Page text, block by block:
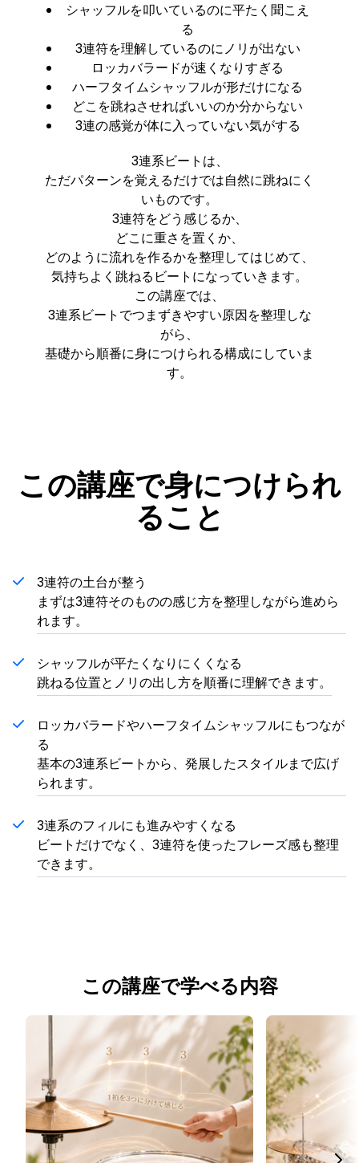
シャッフルを叩いているのに平たく聞こえ
る
3連符を理解しているのにノリが出ない
ロッカバラードが速くなりすぎる
ハーフタイムシャッフルが形だけになる
どこを跳ねさせればいいのか分からない
3連の感覚が体に入っていない気がする
3連系ビートは、
ただパターンを覚えるだけでは自然に跳ねにく
いものです。
3連符をどう感じるか、
どこに重さを置くか、
どのように流れを作るかを整理してはじめて、
気持ちよく跳ねるビートになっていきます。
この講座では、
3連系ビートでつまずきやすい原因を整理しな
がら、
基礎から順番に身につけられる構成にしていま
す。
この講座で身につけられ
ること
3連符の土台が整う
まずは3連符そのものの感じ方を整理しながら進めら
れます。
シャッフルが平たくなりにくくなる
跳ねる位置とノリの出し方を順番に理解できます。
ロッカバラードやハーフタイムシャッフルにもつなが
る
基本の3連系ビートから、発展したスタイルまで広げ
られます。
3連系のフィルにも進みやすくなる
ビートだけでなく、3連符を使ったフレーズ感も整理
できます。
この講座で学べる内容